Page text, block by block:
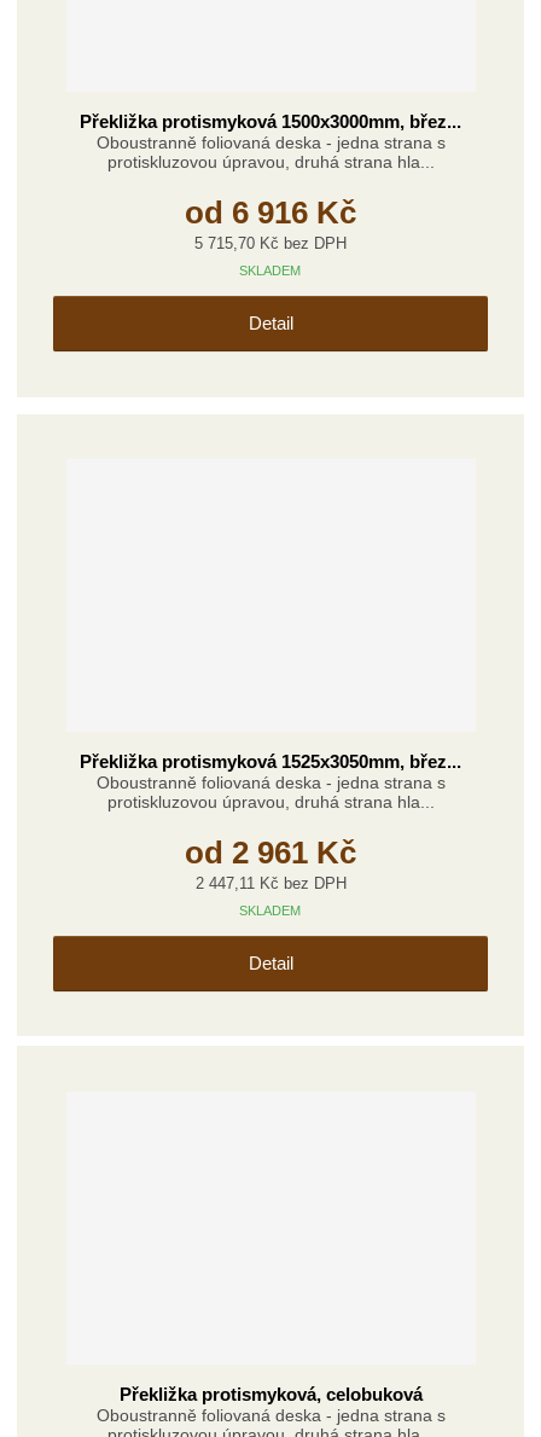
Překližka protismyková 1500x3000mm, břez...
Oboustranně foliovaná deska - jedna strana s
protiskluzovou úpravou, druhá strana hla...
od 6 916 Kč
5 715,70 Kč bez DPH
Detail
SKLADEM
Překližka protismyková 1525x3050mm, břez...
Oboustranně foliovaná deska - jedna strana s
protiskluzovou úpravou, druhá strana hla...
od 2 961 Kč
2 447,11 Kč bez DPH
Detail
SKLADEM
Překližka protismyková, celobuková
Oboustranně foliovaná deska - jedna strana s